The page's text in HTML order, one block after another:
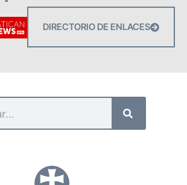
DIRECTORIO DE ENLACES